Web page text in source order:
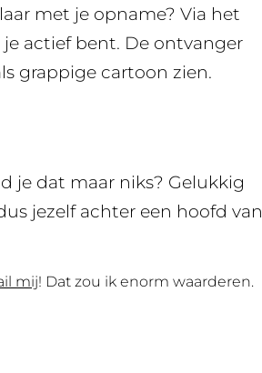
met je opname? Via het
actief bent. De ontvanger
grappige cartoon zien.
je dat maar niks? Gelukkig
jezelf achter een hoofd van
mij! Dat zou ik enorm waarderen.